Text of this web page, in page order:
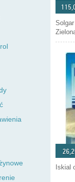
Iskial